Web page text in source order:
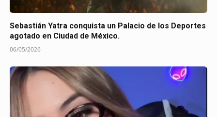
Sebastián Yatra conquista un Palacio de los Deportes
agotado en Ciudad de México.
06/05/2026